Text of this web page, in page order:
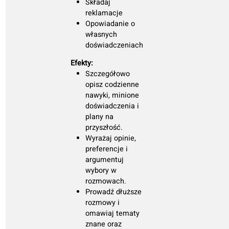
pragnienia.
Potrafi wymienić
podstawowe
informacje w
Poradzenie sobie
w większości
codziennych
sytuacji jest
możliwe.
Ćwicz rozmowy